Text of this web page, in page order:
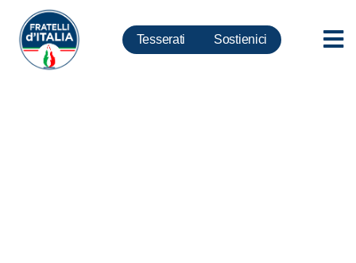
Tesserati Sostienici